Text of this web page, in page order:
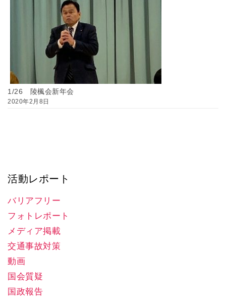
1/26 陵楓会新年会
2020年2月8日
活動レポート
バリアフリー
フォトレポート
メディア掲載
交通事故対策
動画
国会質疑
国政報告